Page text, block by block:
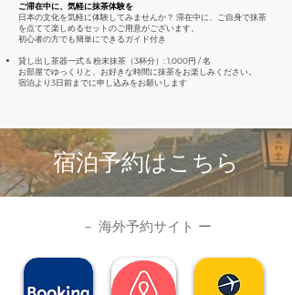
ご滞在中に、気軽に抹茶体験を
日本の文化を気軽に体験してみませんか？ 滞在中に、ご自身で抹茶
を点てて楽しめるセットのご用意がございます。
初心者の方でも簡単にできるガイド付き
貸し出し茶器一式 & 粉末抹茶（3杯分）: 1,000円 / 名
お部屋でゆっくりと、お好きな時間に抹茶をお楽しみください。
宿泊より3日前までに申し込みをお願いします
宿泊予約はこちら
​－ 海外予約サイト ー